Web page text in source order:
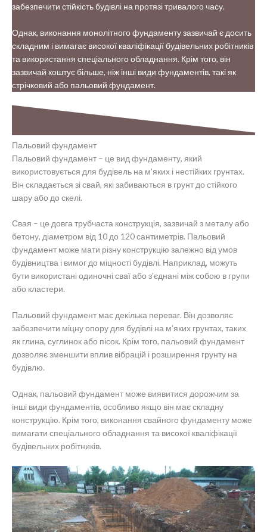
забезпечити стійкість будівлі на протязі тривалого часу.
Однак, виконання монолітного фундаменту зазвичай є досить
складним і вимагає високої кваліфікації будівельних робітників
та використання спеціального обладнання. Крім того, він
зазвичай коштує більше, ніж інші види фундаментів, такі як
стрічковий або пальовий фундамент.
Пальовий фундамент
Пальовий фундамент – це вид фундаменту, який
використовується для будівель на м’яких і нестійких грунтах.
Він складається зі свай, які забиваються в грунт до стійкого
шару або до скелі.
Свая – це довга трубчаста конструкція, зазвичай з металу або
бетону, діаметром від 10 до 120 сантиметрів. Пальовий
фундамент може мати різну конструкцію залежно від умов
будівництва і вимог до міцності будівлі. Наприклад, можуть
бути використані одиночні сваї або з’єднані між собою в групи
або кластери.
Пальовий фундамент має декілька переваг. Він дозволяє
забезпечити міцну опору для будівлі на м’яких грунтах, таких
як глина, суглинок або пісок. Крім того, пальовий фундамент
дозволяє зменшити вплив вібрацій і розширення грунту на
будівлю.
Однак, пальовий фундамент може виявитися дорожчим за
інші види фундаментів, особливо якщо він має складну
конструкцію. Крім того, виконання свайного фундаменту може
вимагати спеціального обладнання та високої кваліфікації
будівельних робітників.